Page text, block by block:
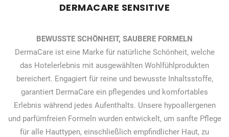
DERMACARE SENSITIVE
BEWUSSTE SCHÖNHEIT, SAUBERE FORMELN
DermaCare ist eine Marke für natürliche Schönheit, welche
das Hotelerlebnis mit ausgewählten Wohlfühlprodukten
bereichert. Engagiert für reine und bewusste Inhaltsstoffe,
garantiert DermaCare ein pflegendes und komfortables
Erlebnis während jedes Aufenthalts. Unsere hypoallergenen
und parfümfreien Formeln wurden entwickelt, um sanfte Pflege
für alle Hauttypen, einschließlich empfindlicher Haut, zu